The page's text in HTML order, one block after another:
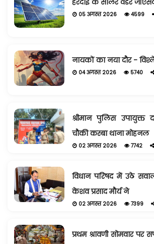
हरदोई के सोलर वेंडर
05 अगस्त 2026 4599
नायकों का नया दौर -
04 अगस्त 2026 5740
श्रीमान पुलिस उपायुक्त
चौकी कस्बा थाना मोहनल
02 अगस्त 2026 7742
विधान परिषद में उठे
केशव प्रसाद मौर्य ने
02 अगस्त 2026 7399
प्रथम श्रावणी सोमवार पर